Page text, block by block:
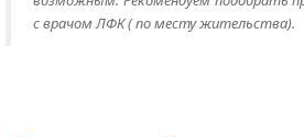
с врачом ЛФК ( по месту жительства).